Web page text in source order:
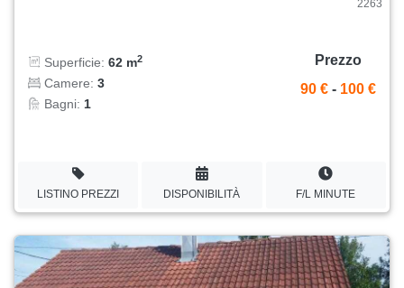
2263
Superficie: 62 m2
Camere: 3
Bagni: 1
Prezzo
90 € - 100 €
LISTINO PREZZI DISPONIBILITÀ F/L MINUTE